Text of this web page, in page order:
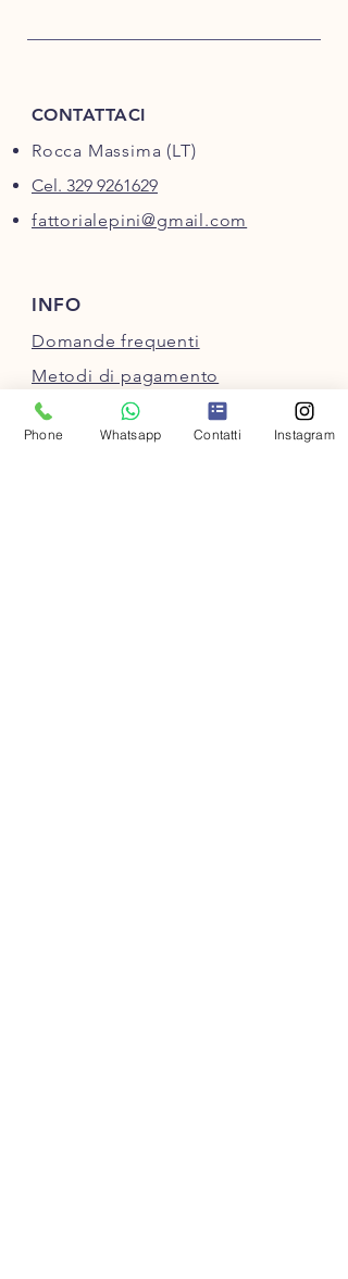
CONTATTACI
Rocca Massima (LT)
Cel. 329 9261629
fattorialepini@gmail.com
INFO
Domande frequenti
Metodi di pagamento
Condizioni di vendita
Privacy
Phone Whatsapp Contatti Instagram